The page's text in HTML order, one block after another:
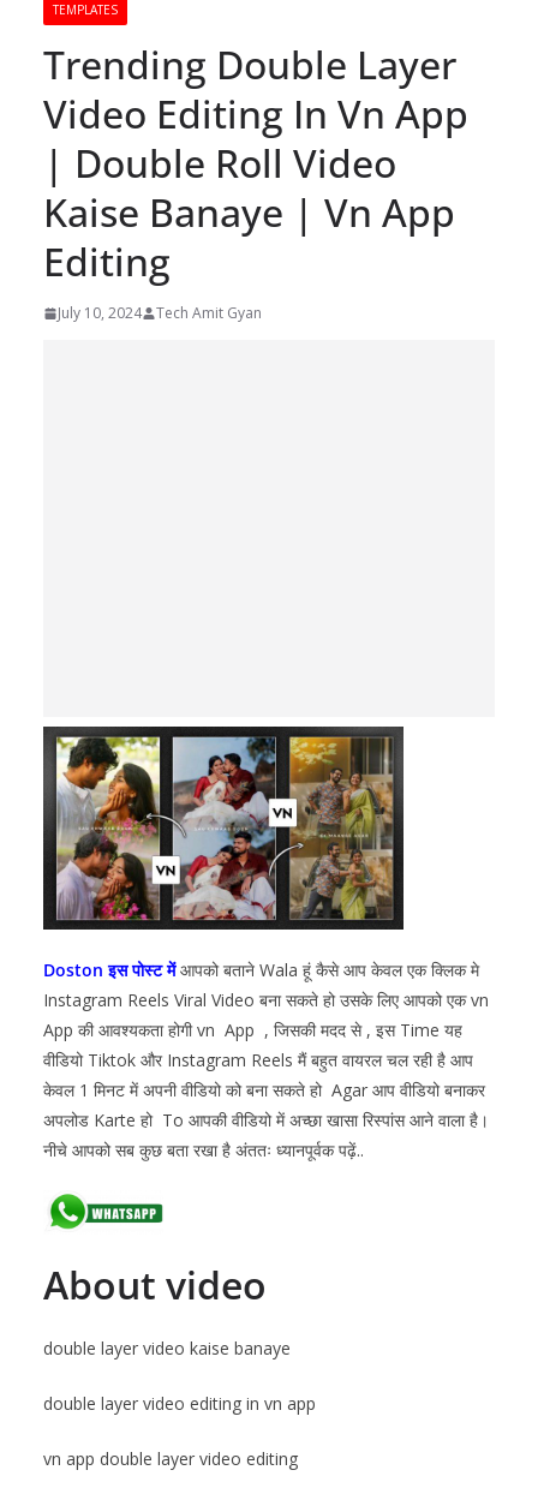
TEMPLATES
Trending Double Layer
Video Editing In Vn App
| Double Roll Video
Kaise Banaye | Vn App
Editing
July 10, 2024 Tech Amit Gyan
Doston इस पोस्ट मेंआपको बताने Wala हूं कैसे आप केवल एक क्लिक मे
Instagram Reels Viral Video बना सकते हो उसके लिए आपको एक vn
App की आवश्यकता होगी vn App , जिसकी मदद से , इस Time यह
वीडियो Tiktok और Instagram Reels मैं बहुत वायरल चल रही है आप
केवल 1 मिनट में अपनी वीडियो को बना सकते हो Agar आप वीडियो बनाकर
अपलोड Karte हो To आपकी वीडियो में अच्छा खासा रिस्पांस आने वाला है।
नीचे आपको सब कुछ बता रखा है अंततः ध्यानपूर्वक पढ़ें..
About video
double layer video kaise banaye
double layer video editing in vn app
vn app double layer video editing